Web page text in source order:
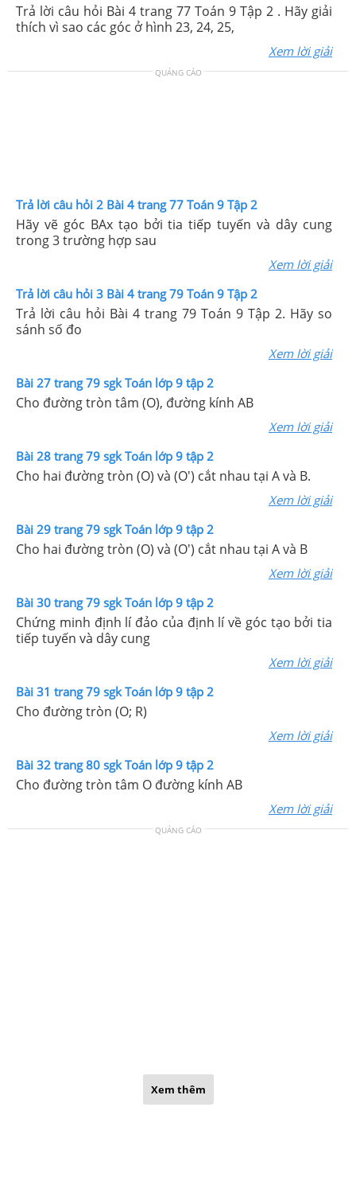
Trả lời câu hỏi Bài 4 trang 77 Toán 9 Tập 2 . Hãy giải
thích vì sao các góc ở hình 23, 24, 25,
Xem lời giải
QUẢNG CÁO
Trả lời câu hỏi 2 Bài 4 trang 77 Toán 9 Tập 2
Hãy vẽ góc BAx tạo bởi tia tiếp tuyến và dây cung
trong 3 trường hợp sau
Xem lời giải
Trả lời câu hỏi 3 Bài 4 trang 79 Toán 9 Tập 2
Trả lời câu hỏi Bài 4 trang 79 Toán 9 Tập 2. Hãy so
sánh số đo
Xem lời giải
Bài 27 trang 79 sgk Toán lớp 9 tập 2
Cho đường tròn tâm (O), đường kính AB
Xem lời giải
Bài 28 trang 79 sgk Toán lớp 9 tập 2
Cho hai đường tròn (O) và (O') cắt nhau tại A và B.
Xem lời giải
Bài 29 trang 79 sgk Toán lớp 9 tập 2
Cho hai đường tròn (O) và (O') cắt nhau tại A và B
Xem lời giải
Bài 30 trang 79 sgk Toán lớp 9 tập 2
Chứng minh định lí đảo của định lí về góc tạo bởi tia
tiếp tuyến và dây cung
Xem lời giải
Bài 31 trang 79 sgk Toán lớp 9 tập 2
Cho đường tròn (O; R)
Xem lời giải
Bài 32 trang 80 sgk Toán lớp 9 tập 2
Cho đường tròn tâm O đường kính AB
Xem lời giải
QUẢNG CÁO
Xem thêm